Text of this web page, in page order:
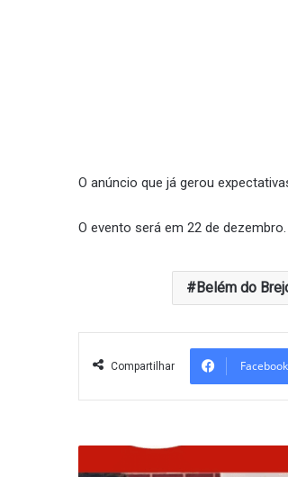
O anúncio que já gerou
O evento será em 22 de dezembro.
Belém do
Compartilhar Facebook
política